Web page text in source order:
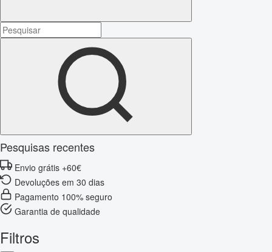
Pesquisas recentes
Envio grátis +60€
Devoluções em 30 dias
Pagamento 100% seguro
Garantia de qualidade
Filtros